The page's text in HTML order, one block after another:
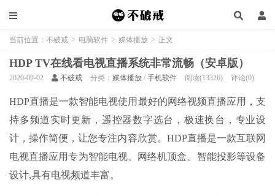
当前位置： 不破戒 > 电脑软件 > 媒体播放 > 正文
HDP TV在线看电视直播系统非常流畅（安卓版）
2020-09-02 不破戒 分类： 媒体播放 / 手机软件 阅读(13326) 评论(0)
HDP直播是一款智能电视使用最好的网络视频直播应用，支
持多频道实时更新，遥控器数字选台，极速换台，专业设
计，操作简便，让您专注内容欣赏。HDP直播是一款互联网
电视直播应用专为智能电视、网络机顶盒、智能投影等设备
设计,具有电视频道丰富。